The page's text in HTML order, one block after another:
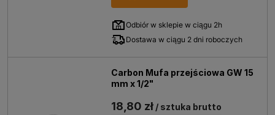
Odbiór w sklepie w ciągu 2h
Dostawa w ciągu 2 dni roboczych
Carbon Mufa przejściowa GW 15
mm x 1/2"
18,80 zł / sztuka brutto